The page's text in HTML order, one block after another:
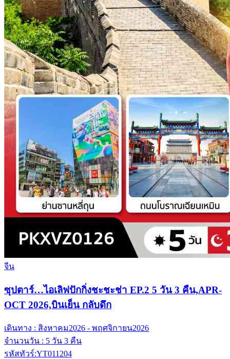
จีน
ซุปตาร์…ไอเลิฟปักกิ่งชะชะช่า EP.2 5 วัน 3 คืน,APR-
OCT 2026,บินเย็น กลับดึก
เดินทาง : สิงหาคม2026 - พฤศจิกายน2026
จำนวนวัน : 5 วัน 3 คืน
รหัสทัวร์:YT011204